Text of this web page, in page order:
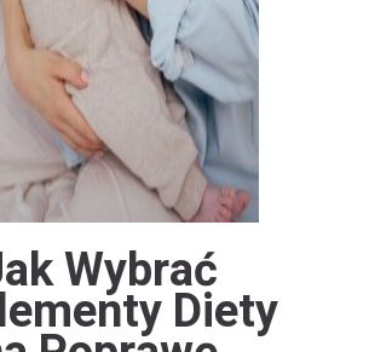
Wybrać
Diety